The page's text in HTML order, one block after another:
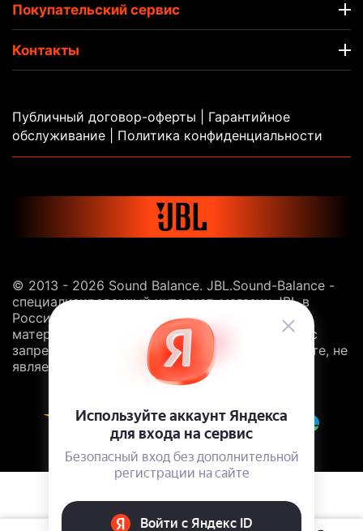
Покупательский сервис
Контакты
Публичный договор-оферты
Гарантийное
обслуживание |
Политика конфиденциальности
© 2013 - 2026 Sound Balance. JBL.Sound-Balance -
специализированный интернет-магазин JBL в
России. Все права защищены. Копирование
материалов с сайта без ссылки на этот ресурс
запрещено. Информация, размещённая на сайте, не
является публичной офертой.